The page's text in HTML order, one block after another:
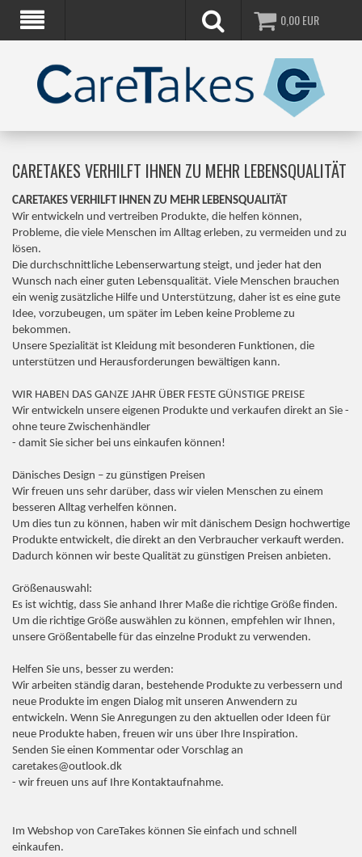
0,00EUR
CARETAKES VERHILFT IHNEN ZU MEHR LEBENSQUALITÄT
CARETAKES VERHILFT IHNEN ZU MEHR LEBENSQUALITÄT
Wir entwickeln und vertreiben Produkte, die helfen können,
Probleme, die viele Menschen im Alltag erleben, zu vermeiden und zu
lösen.
Die durchschnittliche Lebenserwartung steigt, und jeder hat den
Wunsch nach einer guten Lebensqualität. Viele Menschen brauchen
ein wenig zusätzliche Hilfe und Unterstützung, daher ist es eine gute
Idee, vorzubeugen, um später im Leben keine Probleme zu
bekommen.
Unsere Spezialität ist Kleidung mit besonderen Funktionen, die
unterstützen und Herausforderungen bewältigen kann.
WIR HABEN DAS GANZE JAHR ÜBER FESTE GÜNSTIGE PREISE
Wir entwickeln unsere eigenen Produkte und verkaufen direkt an Sie -
ohne teure Zwischenhändler
- damit Sie sicher bei uns einkaufen können!
Dänisches Design – zu günstigen Preisen
Wir freuen uns sehr darüber, dass wir vielen Menschen zu einem
besseren Alltag verhelfen können.
Um dies tun zu können, haben wir mit dänischem Design hochwertige
Produkte entwickelt, die direkt an den Verbraucher verkauft werden.
Dadurch können wir beste Qualität zu günstigen Preisen anbieten.
Größenauswahl:
Es ist wichtig, dass Sie anhand Ihrer Maße die richtige Größe finden.
Um die richtige Größe auswählen zu können, empfehlen wir Ihnen,
unsere Größentabelle für das einzelne Produkt zu verwenden.
Helfen Sie uns, besser zu werden:
Wir arbeiten ständig daran, bestehende Produkte zu verbessern und
neue Produkte im engen Dialog mit unseren Anwendern zu
entwickeln. Wenn Sie Anregungen zu den aktuellen oder Ideen für
neue Produkte haben, freuen wir uns über Ihre Inspiration.
Senden Sie einen Kommentar oder Vorschlag an
caretakes@outlook.dk
- wir freuen uns auf Ihre Kontaktaufnahme.
Im Webshop von CareTakes können Sie einfach und schnell
einkaufen.